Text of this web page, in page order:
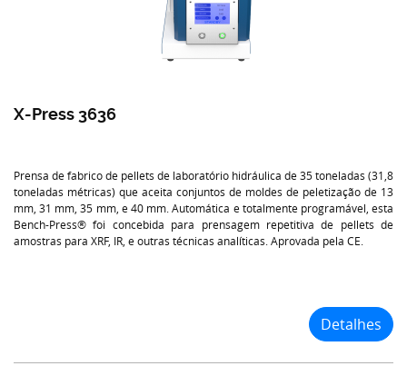
X-Press 3636
Prensa de fabrico de pellets de laboratório hidráulica de 35 toneladas (31,8
toneladas métricas) que aceita conjuntos de moldes de peletização de 13
mm, 31 mm, 35 mm, e 40 mm. Automática e totalmente programável, esta
Bench-Press® foi concebida para prensagem repetitiva de pellets de
amostras para XRF, IR, e outras técnicas analíticas. Aprovada pela CE.
Detalhes